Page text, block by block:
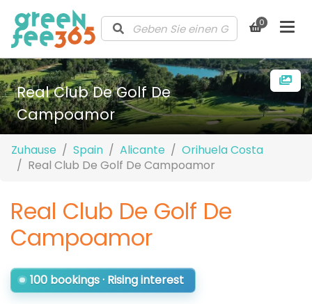
0
Real Club De Golf De
Campoamor
Zuhause Spain Alicante
Orihuela Costa
Real Club De Golf De Campoamor
Real Club De Golf De
Campoamor
100 bookings · Rising interest